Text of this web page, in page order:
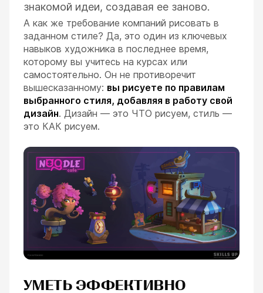
знакомой идеи, создавая ее заново.
А как же требование компаний рисовать в
заданном стиле? Да, это один из ключевых
навыков художника в последнее время,
которому вы учитесь на курсах или
самостоятельно. Он не противоречит
вышесказанному: вы рисуете по правилам
выбранного стиля, добавляя в работу свой
дизайн. Дизайн — это ЧТО рисуем, стиль —
это КАК рисуем.
УМЕТЬ ЭФФЕКТИВНО